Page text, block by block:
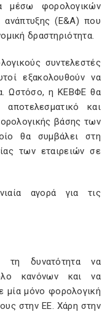
μέσω φορολογικών
ανάπτυξης (Ε&Α) που
δραστηριότητα.
συντελεστές
εξακολουθούν να
Ωστόσο, η ΚΕΒΦΕ θα
και
βάσης των
θα συμβάλει στη
των εταιρειών σε
αγορά για τις
τη δυνατότητα να
κανόνων και να
μία μόνο φορολογική
στην ΕΕ. Χάρη στην